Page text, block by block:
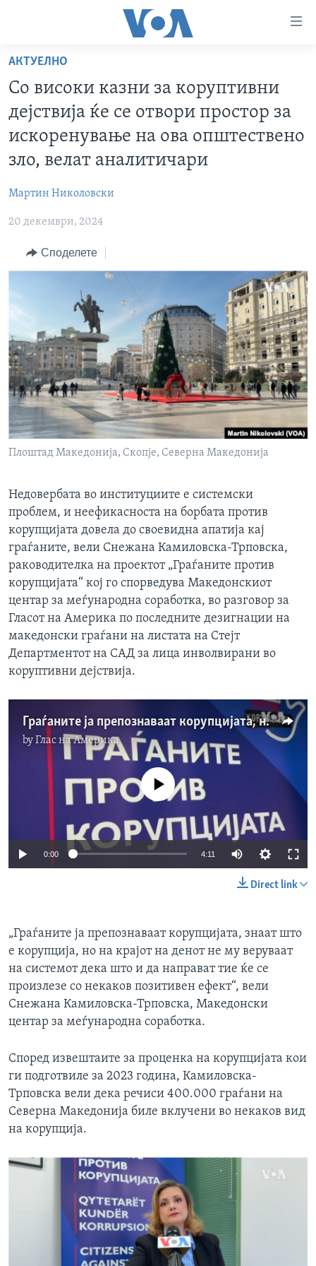
пристапност
Премини
на
главната
содржина
Премини
до
страната
навигација
ЕКОНОМИЈА
ПОЛИТИКА
ЗДРАВЈЕ
УМЕТНОСТ И ЗАБАВА
ИНТЕРВЈУА
ФОТОГАЛЕРИИ
NEWSFLASH - АРХИВА
ВЕСТИ ОД САД ВО МИНУТА - АРХИВА
ИЗБОРИ ВО САД 2020 - АРХИВА
ЗА НАС
Јазици
АКТУЕЛНО
Со високи казни за коруптивни
дејствија ќе се отвори простор за
искоренување на ова општествено
зло, велат аналитичари
Мартин Николовски
20 декември, 2024
Споделете
Плоштад Македонија, Скопје, Северна Македонија
Недовербата во институциите е системски
проблем, и неефикасноста на борбата против
корупцијата довела до своевидна апатија кај
граѓаните, вели Снежана Камиловска-Трповска,
раководителка на проектот „Граѓаните против
корупцијата“ кој го спорведува Македонскиот
центар за меѓународна соработка, во разговор за
Гласот на Америка по последните дезигнации на
македонски граѓани на листата на Стејт
Департментот на САД за лица инволвирани во
коруптивни дејствија.
Граѓаните ја препознаваат корупцијата, но не му веруваат на системот
byГлас на Америка
No media source currently available
0:00 4:11
Direct link
„Граѓаните ја препознаваат корупцијата, знаат што
е корупција, но на крајот на денот не му веруваат
на системот дека што и да направат тие ќе се
произлезе со некаков позитивен ефект“, вели
Снежана Камиловска-Трповска, Македонски
центар за меѓународна соработка.
Според извештаите за проценка на корупцијата кои
ги подготвиле за 2023 година, Камиловска-
Трповска вели дека речиси 400.000 граѓани на
Северна Македонија биле вклучени во некаков вид
на корупција.